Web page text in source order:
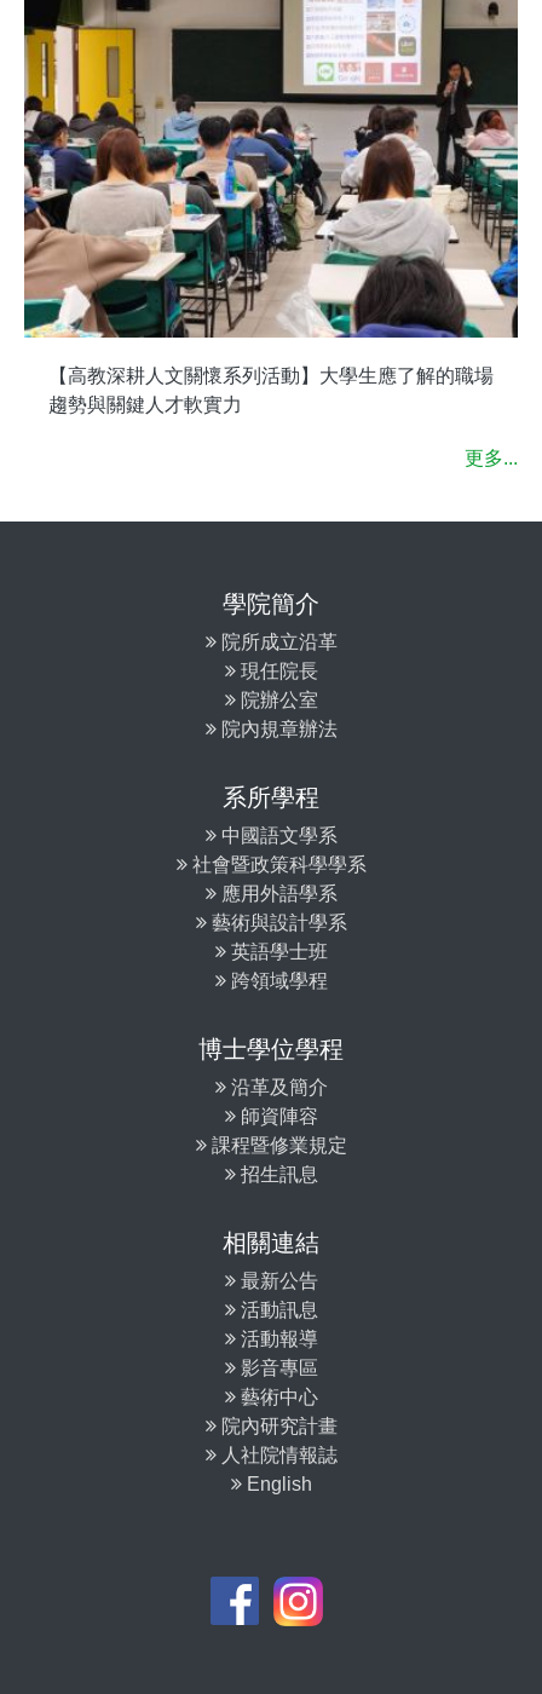
【高教深耕人文關懷系列活動】大學生應了解的職場
趨勢與關鍵人才軟實力
更多...
學院簡介
院所成立沿革
現任院長
院辦公室
院內規章辦法
系所學程
中國語文學系
社會暨政策科學學系
應用外語學系
藝術與設計學系
英語學士班
跨領域學程
博士學位學程
沿革及簡介
師資陣容
課程暨修業規定
招生訊息
相關連結
最新公告
活動訊息
活動報導
影音專區
藝術中心
院內研究計畫
人社院情報誌
English